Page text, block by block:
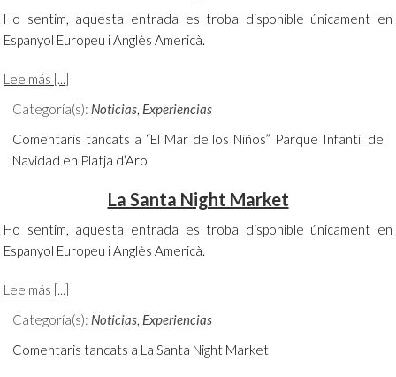
Ho sentim, aquesta entrada es troba disponible únicament en
Espanyol Europeu i Anglès Americà.
Lee más [...]
Categoría(s): Noticias, Experiencias
Comentaris tancats a “El Mar de los Niños” Parque Infantil de
Navidad en Platja d’Aro
La Santa Night Market
Ho sentim, aquesta entrada es troba disponible únicament en
Espanyol Europeu i Anglès Americà.
Lee más [...]
Categoría(s): Noticias, Experiencias
Comentaris tancats a La Santa Night Market